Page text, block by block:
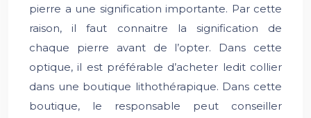
pierre a une signification importante. Par cette
raison, il faut connaitre la signification de
chaque pierre avant de l’opter. Dans cette
optique, il est préférable d’acheter ledit collier
dans une boutique lithothérapique. Dans cette
boutique, le responsable peut conseiller